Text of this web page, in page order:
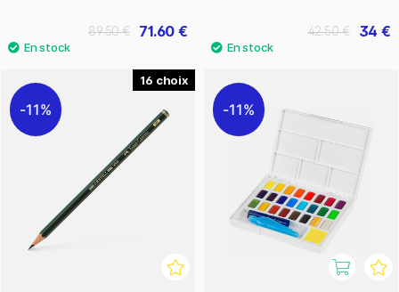
71.60 €
89.50 € 34 €
42.50 €
16
11% 11%